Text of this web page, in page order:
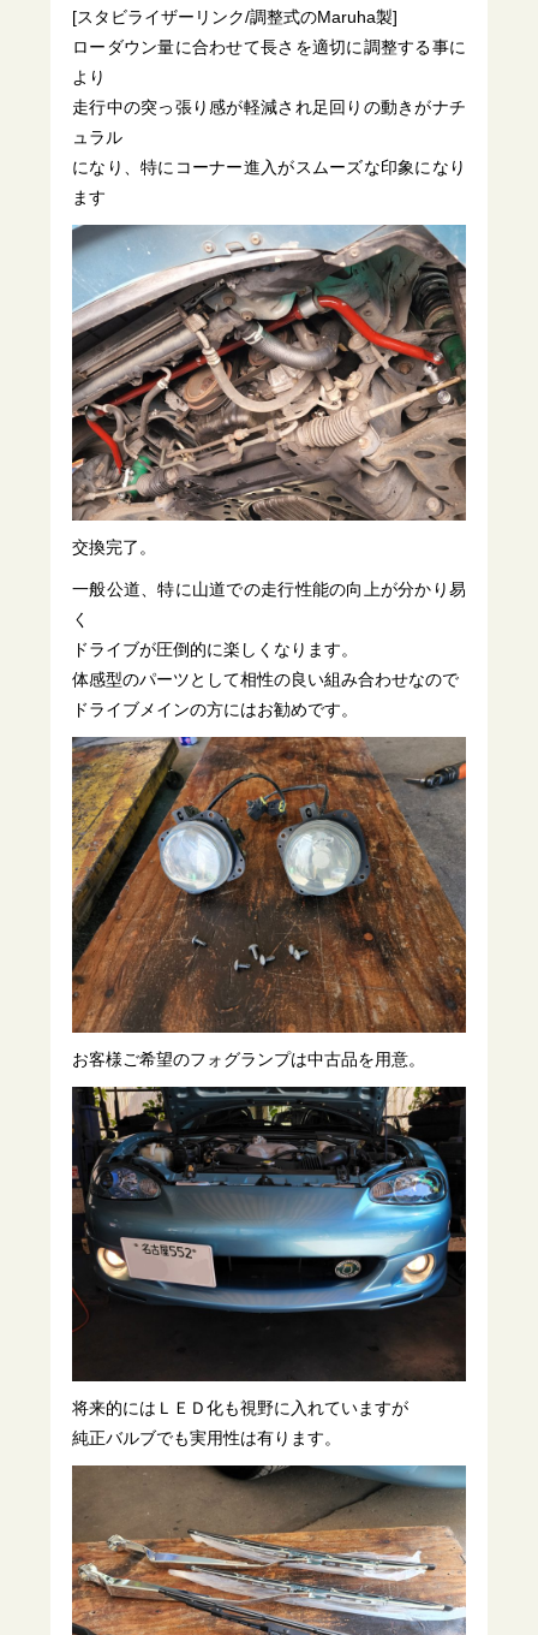
[スタビライザーリンク/調整式のMaruha製]
ローダウン量に合わせて長さを適切に調整する事に
より
走行中の突っ張り感が軽減され足回りの動きがナチ
ュラル
になり、特にコーナー進入がスムーズな印象になり
ます
交換完了。
一般公道、特に山道での走行性能の向上が分かり易
く
ドライブが圧倒的に楽しくなります。
体感型のパーツとして相性の良い組み合わせなので
ドライブメインの方にはお勧めです。
お客様ご希望のフォグランプは中古品を用意。
将来的にはＬＥＤ化も視野に入れていますが
純正バルブでも実用性は有ります。